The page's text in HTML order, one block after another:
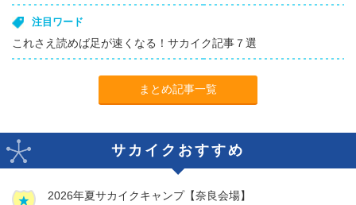
注目ワード
これさえ読めば足が速くなる！サカイク記事７選
まとめ記事一覧
サカイクおすすめ
2026年夏サカイクキャンプ【奈良会場】